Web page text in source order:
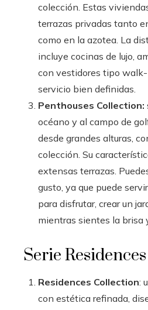
colección. Estas
terrazas privadas tanto
como en la azotea. La
incluye cocinas de lujo,
con vestidores tipo
servicio bien definidas.
Penthouses Collection:
océano y al campo de
desde grandes alturas,
colección. Su
extensas terrazas.
gusto, ya que puede
para disfrutar, crear un
mientras sientes la brisa
Serie Residences
Residences Collection:
con estética refinada,